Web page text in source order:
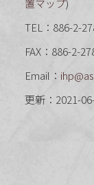
置マップ)
TEL：886-2-
FAX：886-2-
Email：
更新：2021-